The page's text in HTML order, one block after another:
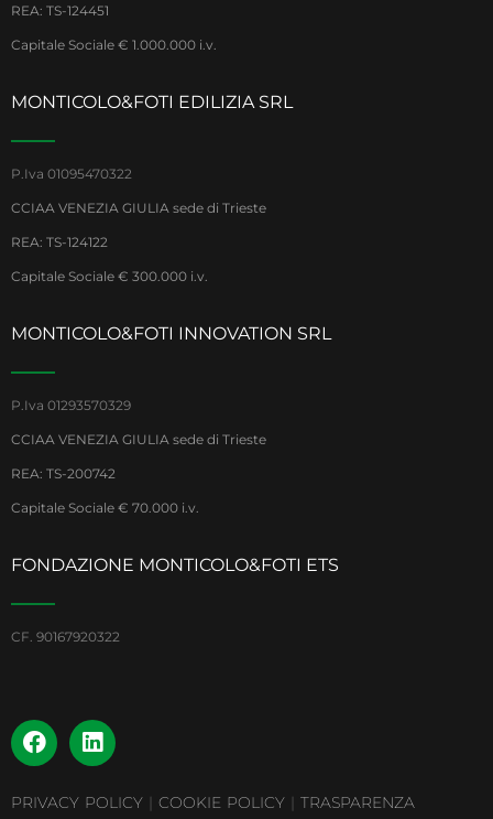
REA: TS-124451
Capitale Sociale € 1.000.000 i.v.
MONTICOLO&FOTI EDILIZIA SRL
P.Iva 01095470322
CCIAA VENEZIA GIULIA sede di Trieste
REA: TS-124122
Capitale Sociale € 300.000 i.v.
MONTICOLO&FOTI INNOVATION SRL
P.Iva 01293570329
CCIAA VENEZIA GIULIA sede di Trieste
REA: TS-200742
Capitale Sociale € 70.000 i.v.
FONDAZIONE MONTICOLO&FOTI ETS
CF. 90167920322
PRIVACY POLICY | COOKIE POLICY | TRASPARENZA